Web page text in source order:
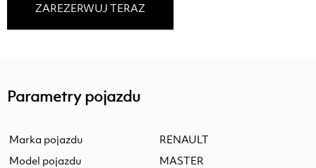
ZAREZERWUJ TERAZ
Parametry pojazdu
Marka pojazdu
RENAULT
Model pojazdu
MASTER